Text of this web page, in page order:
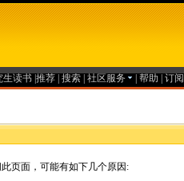
生读书 推荐 搜索 社区服务 帮助 订
页面，可能有如下几个原因: